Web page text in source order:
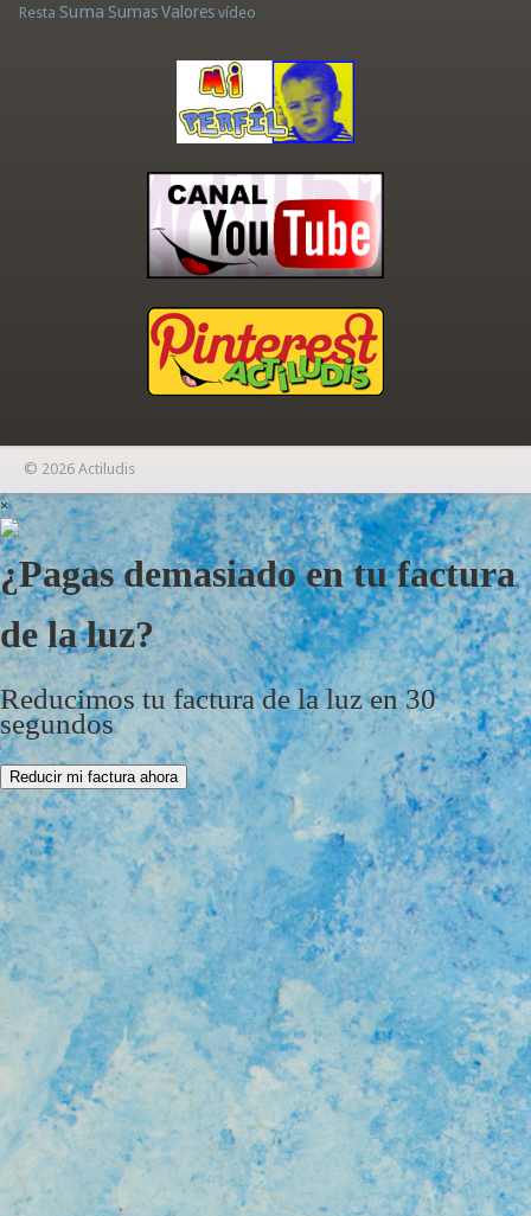
Resta Suma Sumas Valores vídeo
© 2026 Actiludis
×
¿Pagas demasiado en tu factura
de la luz?
Reducimos tu factura de la luz en 30
segundos
Reducir mi factura ahora